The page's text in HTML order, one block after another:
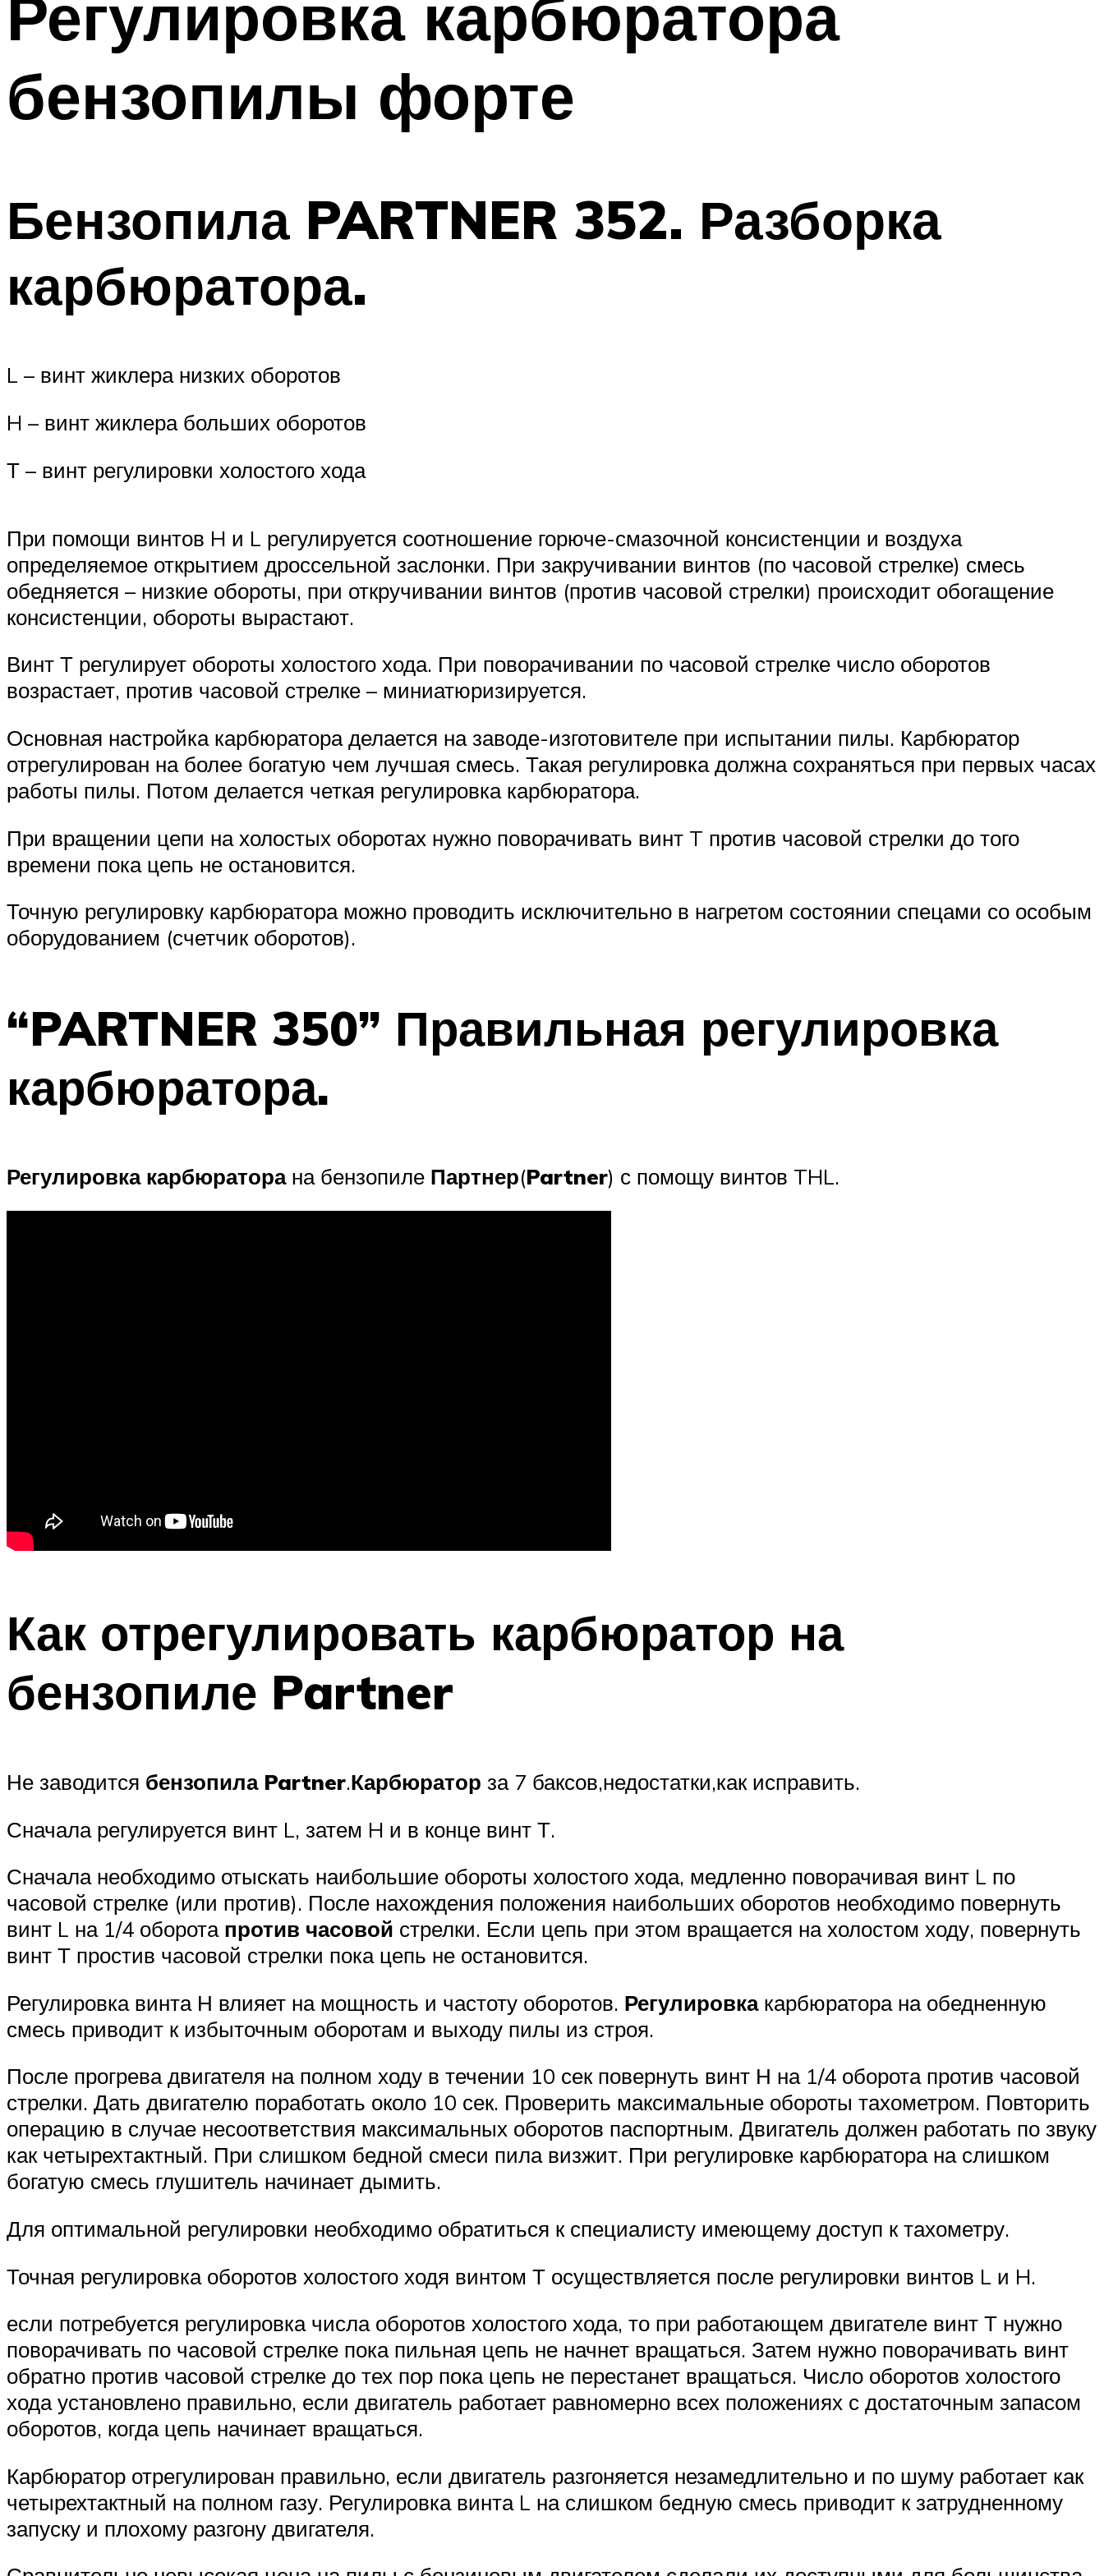
Регулировка карбюратора
бензопилы форте
Бензопила PARTNER 352. Разборка
карбюратора.
L – винт жиклера низких оборотов
H – винт жиклера больших оборотов
Т – винт регулировки холостого хода
При помощи винтов H и L регулируется соотношение горюче-смазочной консистенции и воздуха
определяемое открытием дроссельной заслонки. При закручивании винтов (по часовой стрелке) смесь
обедняется – низкие обороты, при откручивании винтов (против часовой стрелки) происходит обогащение
консистенции, обороты вырастают.
Винт Т регулирует обороты холостого хода. При поворачивании по часовой стрелке число оборотов
возрастает, против часовой стрелке – миниатюризируется.
Основная настройка карбюратора делается на заводе-изготовителе при испытании пилы. Карбюратор
отрегулирован на более богатую чем лучшая смесь. Такая регулировка должна сохраняться при первых часах
работы пилы. Потом делается четкая регулировка карбюратора.
При вращении цепи на холостых оборотах нужно поворачивать винт T против часовой стрелки до того
времени пока цепь не остановится.
Точную регулировку карбюратора можно проводить исключительно в нагретом состоянии спецами со особым
оборудованием (счетчик оборотов).
“PARTNER 350” Правильная регулировка
карбюратора.
Регулировка карбюраторана бензопиле Партнер(Partner) с помощу винтов THL.
Как отрегулировать карбюратор на
бензопиле Partner
Не заводится бензопила Partner.Карбюратор за 7 баксов,недостатки,как исправить.
Сначала регулируется винт L, затем H и в конце винт Т.
Сначала необходимо отыскать наибольшие обороты холостого хода, медленно поворачивая винт L по
часовой стрелке (или против). После нахождения положения наибольших оборотов необходимо повернуть
винт L на 1/4 оборота против часовой стрелки. Если цепь при этом вращается на холостом ходу, повернуть
винт Т простив часовой стрелки пока цепь не остановится.
Регулировка винта Н влияет на мощность и частоту оборотов. Регулировкакарбюратора на обедненную
смесь приводит к избыточным оборотам и выходу пилы из строя.
После прогрева двигателя на полном ходу в течении 10 сек повернуть винт Н на 1/4 оборота против часовой
стрелки. Дать двигателю поработать около 10 сек. Проверить максимальные обороты тахометром. Повторить
операцию в случае несоответствия максимальных оборотов паспортным. Двигатель должен работать по звуку
как четырехтактный. При слишком бедной смеси пила визжит. При регулировке карбюратора на слишком
богатую смесь глушитель начинает дымить.
Для оптимальной регулировки необходимо обратиться к специалисту имеющему доступ к тахометру.
Точная регулировка оборотов холостого ходя винтом Т осуществляется после регулировки винтов L и H.
если потребуется регулировка числа оборотов холостого хода, то при работающем двигателе винт Т нужно
поворачивать по часовой стрелке пока пильная цепь не начнет вращаться. Затем нужно поворачивать винт
обратно против часовой стрелке до тех пор пока цепь не перестанет вращаться. Число оборотов холостого
хода установлено правильно, если двигатель работает равномерно всех положениях с достаточным запасом
оборотов, когда цепь начинает вращаться.
Карбюратор отрегулирован правильно, если двигатель разгоняется незамедлительно и по шуму работает как
четырехтактный на полном газу. Регулировка винта L на слишком бедную смесь приводит к затрудненному
запуску и плохому разгону двигателя.